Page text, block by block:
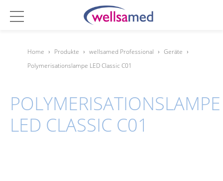
Home › Produkte › wellsamed Professional › Geräte ›
Polymerisationslampe LED Classic C01
POLYMERISATIONSLAMPE
LED CLASSIC C01